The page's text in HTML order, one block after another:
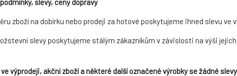
slevy, ceny dopravy
zboží na dobírku nebo prodeji za hotové poskytujeme ihned slevu ve
slevy poskytujeme stálým zákazníkům v závislosti na výši
ve výprodeji, akční zboží a některé další označené výrobky se žádné